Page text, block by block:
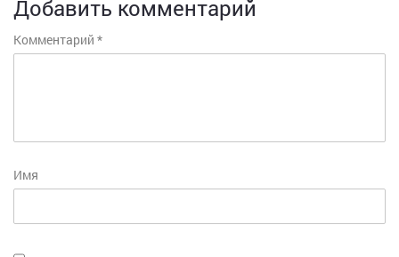
Добавить комментарий
Комментарий *
Имя